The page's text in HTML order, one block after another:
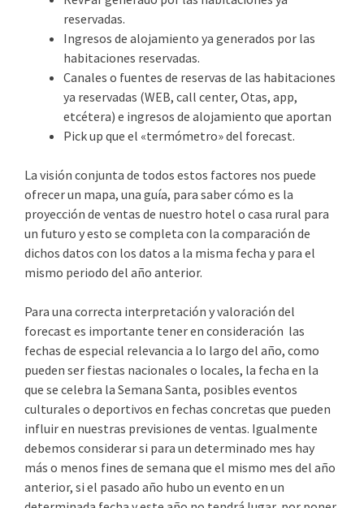
reservadas.
Ingresos de alojamiento ya generados por las
habitaciones reservadas.
Canales o fuentes de reservas de las habitaciones
ya reservadas (WEB, call center, Otas, app,
etcétera) e ingresos de alojamiento que aportan
Pick up que el «termómetro» del forecast.
La visión conjunta de todos estos factores nos puede
ofrecer un mapa, una guía, para saber cómo es la
proyección de ventas de nuestro hotel o casa rural para
un futuro y esto se completa con la comparación de
dichos datos con los datos a la misma fecha y para el
mismo periodo del año anterior.
Para una correcta interpretación y valoración del
forecast es importante tener en consideración las
fechas de especial relevancia a lo largo del año, como
pueden ser fiestas nacionales o locales, la fecha en la
que se celebra la Semana Santa, posibles eventos
culturales o deportivos en fechas concretas que pueden
influir en nuestras previsiones de ventas. Igualmente
debemos considerar si para un determinado mes hay
más o menos fines de semana que el mismo mes del año
anterior, si el pasado año hubo un evento en un